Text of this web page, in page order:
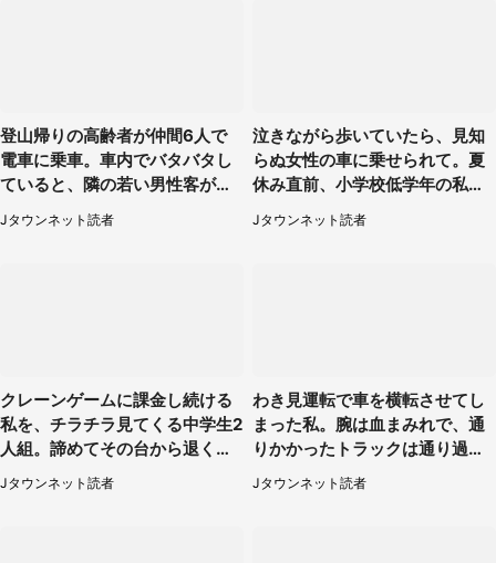
登山帰りの高齢者が仲間6人で
電車に乗車。車内でバタバタし
ていると、隣の若い男性客が
（神奈川県・70代女性）
Jタウンネット読者
泣きながら歩いていたら、見知
らぬ女性の車に乗せられて。夏
休み直前、小学校低学年の私に
起きたこと（広島県・30代女
性）
Jタウンネット読者
クレーンゲームに課金し続ける
私を、チラチラ見てくる中学生2
人組。諦めてその台から退く
と、後ろから声が（東京都・40
代女性）
Jタウンネット読者
わき見運転で車を横転させてし
まった私。腕は血まみれで、通
りかかったトラックは通り過ぎ
ていき...（福岡県・30代女性）
Jタウンネット読者